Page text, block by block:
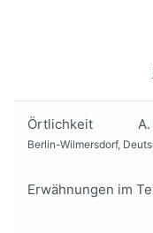
Örtlichkeit
Berlin-Wilmersdorf,
Erwähnungen im